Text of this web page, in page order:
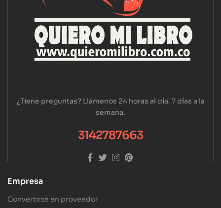
¿Tiene preguntas? Llámenos 24 horas al día, 7 días a la
semana.
3142787663
Empresa
Convertirse en proveedor